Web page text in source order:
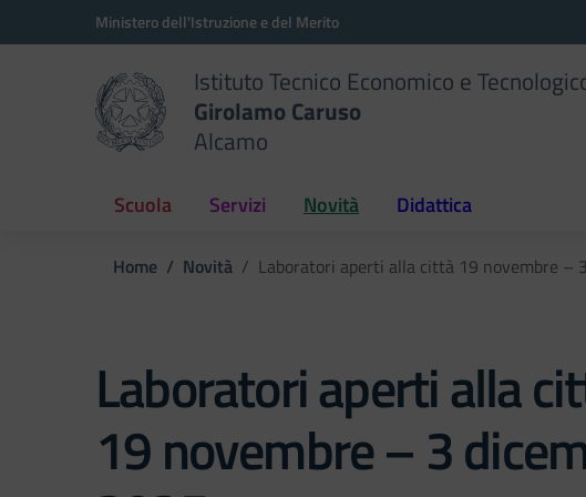
Vai ai contenuti
Vai al menu di navigazioneMinistero dell'Istruzione e del Merito
Istituto Tecnico Economico e
Girolamo Caruso
Alcamo
Scuola Servizi Novità Didattica
Home Novità Laboratori aperti alla città 19 novembre –
Laboratori aperti alla
19 novembre – 3